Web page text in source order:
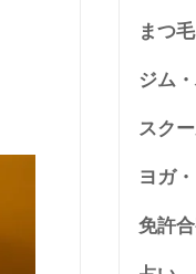
まつ
ジム
スク
ヨガ
免許